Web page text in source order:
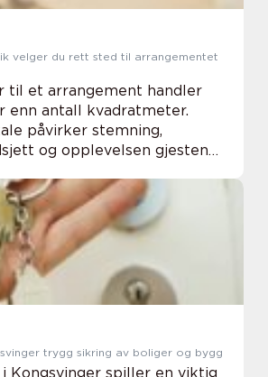
velger du rett sted til arrangementet
til et arrangement handler
enn antall kvadratmeter.
påvirker stemning,
og opplevelsen gjestene
ofte samtidig etter tryggh...
Låsesmed i kongsvinger trygg sikring av boliger og bygg
i Kongsvinger spiller en viktig